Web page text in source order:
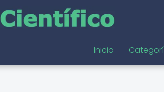
Inicio